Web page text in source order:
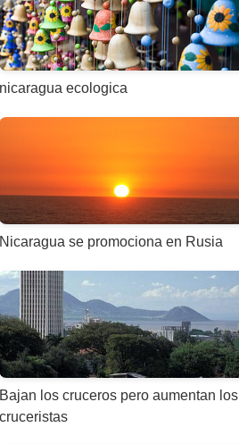
nicaragua ecologica
Nicaragua se promociona en Rusia
Bajan los cruceros pero aumentan los
cruceristas